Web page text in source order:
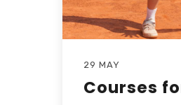
29 MAY
Courses